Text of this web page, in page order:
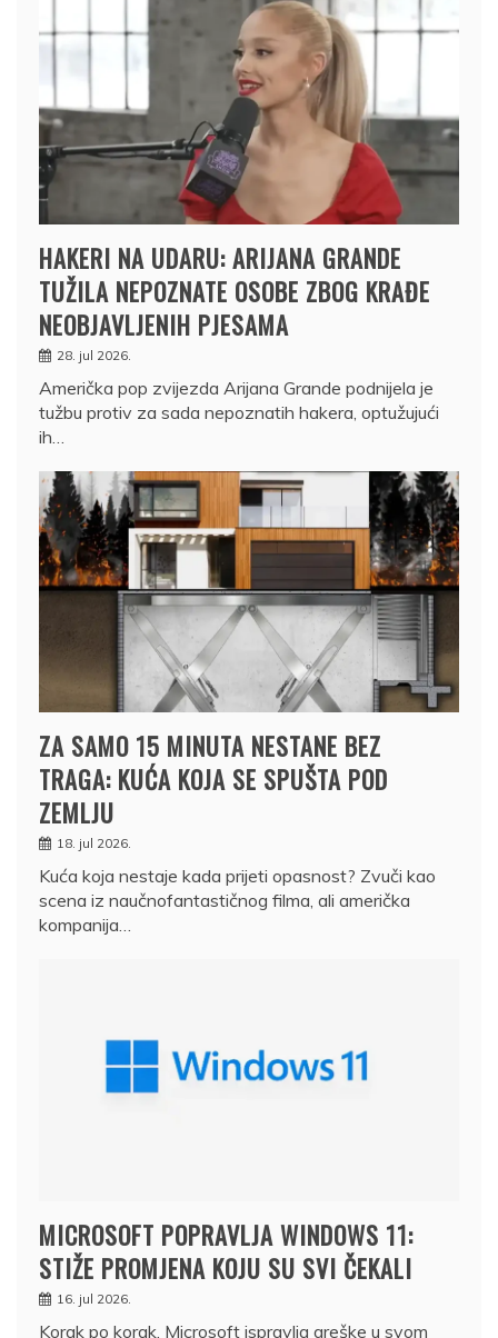
HAKERI NA UDARU: ARIJANA GRANDE
TUŽILA NEPOZNATE OSOBE ZBOG KRAĐE
NEOBJAVLJENIH PJESAMA
28. jul 2026.
Američka pop zvijezda Arijana Grande podnijela je
tužbu protiv za sada nepoznatih hakera, optužujući
ih…
ZA SAMO 15 MINUTA NESTANE BEZ
TRAGA: KUĆA KOJA SE SPUŠTA POD
ZEMLJU
18. jul 2026.
Kuća koja nestaje kada prijeti opasnost? Zvuči kao
scena iz naučnofantastičnog filma, ali američka
kompanija…
MICROSOFT POPRAVLJA WINDOWS 11:
STIŽE PROMJENA KOJU SU SVI ČEKALI
16. jul 2026.
Korak po korak, Microsoft ispravlja greške u svom